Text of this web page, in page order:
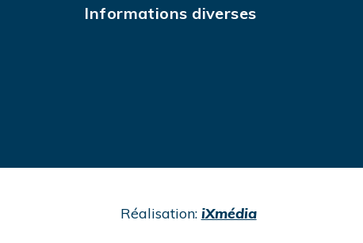
Informations diverses
Réalisation: iXmédiaundefined